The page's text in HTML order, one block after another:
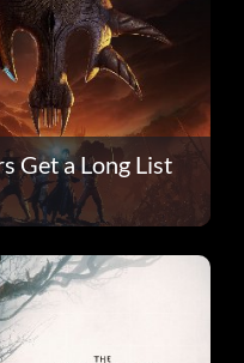
Get a Long List